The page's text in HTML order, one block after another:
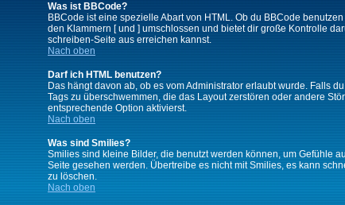
Was ist BBCode?
BBCode ist eine spezielle Abart von HTML. Ob du BBCode
den Klammern [ und ] umschlossen und bietet dir große Kontrolle
schreiben-Seite aus erreichen kannst.
Nach oben
Darf ich HTML benutzen?
Das hängt davon ab, ob es vom Administrator erlaubt wurde. Falls
Tags zu überschwemmen, die das Layout zerstören oder andere
entsprechende Option aktivierst.
Nach oben
Was sind Smilies?
Smilies sind kleine Bilder, die benutzt werden können, um Gefühle
Seite gesehen werden. Übertreibe es nicht mit Smilies, es kann
zu löschen.
Nach oben